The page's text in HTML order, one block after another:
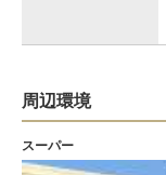
周辺環境
スーパー